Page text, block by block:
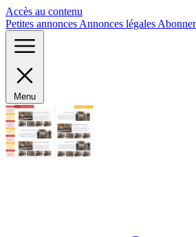
Accès au contenu
Petites annonces Annonces légales
Menu
Panneau de gestion des cookies